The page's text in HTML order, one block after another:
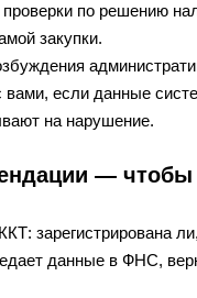
по решению
закупки.
вами, если данные
на нарушение.
— чтобы
зарегистрирована
данные в ФНС,